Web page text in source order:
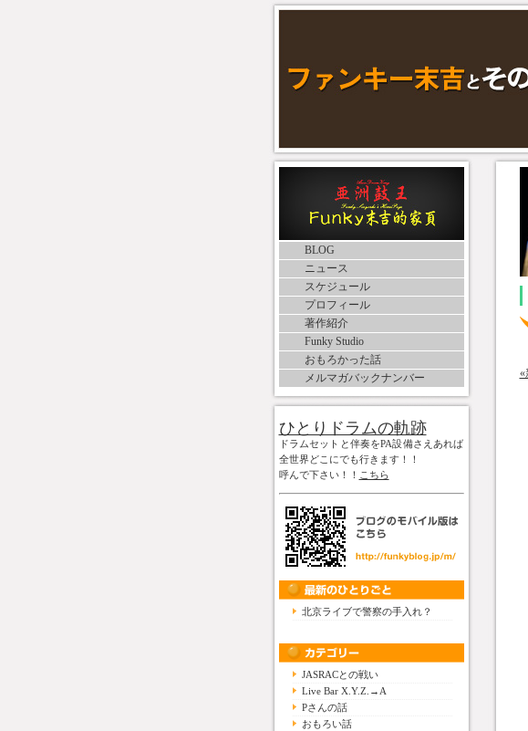
BLOG
ニュース
スケジュール
プロフィール
著作紹介
Funky Studio
おもろかった話
メルマガバックナンバー
ひとりドラムの軌跡
ドラムセットと伴奏をPA設備さえあれば
全世界どこにでも行きます！！
呼んで下さい！！ こちら
北京ライブで警察の手入れ？
JASRACとの戦い
Live Bar X.Y.Z.→A
Pさんの話
おもろい話
«